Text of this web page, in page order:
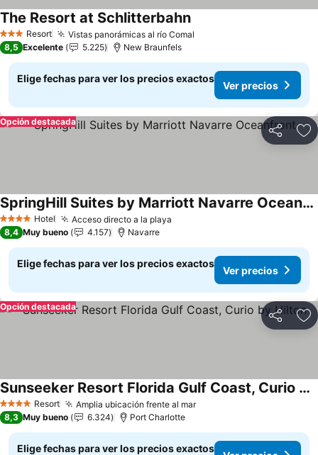
3 EstrellasResort Vistas panorámicas al río Comal
The Resort at Schlitterbahn
8,5 Excelente 5.225 New Braunfels
Elige fechas para ver los precios exactos
Ver precios
Compartir
Opción destacada
4 EstrellasHotel Acceso directo a la playa
SpringHill Suites by Marriott Navarre Oceanfront
8,4 Muy bueno 4.157 Navarre
Elige fechas para ver los precios exactos
Ver precios
Compartir
Opción destacada
4 EstrellasResort Amplia ubicación frente al mar
Sunseeker Resort Florida Gulf Coast, Curio by Hilton
8,3 Muy bueno 6.324 Port Charlotte
Elige fechas para ver los precios exactos